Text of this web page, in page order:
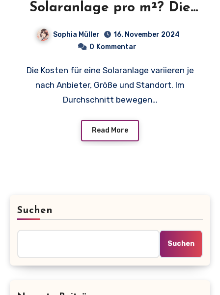
Solaranlage pro m²? Die
Überblick
Sophia Müller
16. November 2024
0 Kommentar
Die Kosten für eine Solaranlage variieren je
nach Anbieter, Größe und Standort. Im
Durchschnitt bewegen…
Read More
Suchen
Suchen